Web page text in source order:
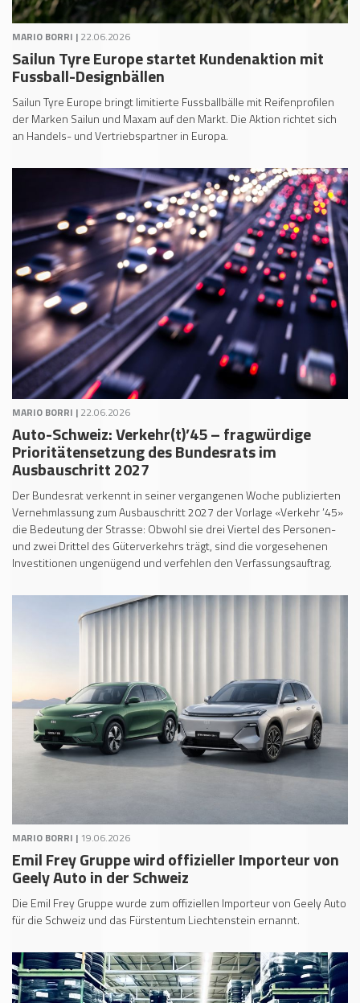
MARIO BORRI | 22.06.2026
Sailun Tyre Europe startet Kundenaktion mit
Fussball-Designbällen
Sailun Tyre Europe bringt limitierte Fussballbälle mit Reifenprofilen
der Marken Sailun und Maxam auf den Markt. Die Aktion richtet sich
an Handels- und Vertriebspartner in Europa.
MARIO BORRI | 22.06.2026
Auto-Schweiz: Verkehr(t)’45 – fragwürdige
Prioritätensetzung des Bundesrats im
Ausbauschritt 2027
Der Bundesrat verkennt in seiner vergangenen Woche publizierten
Vernehmlassung zum Ausbauschritt 2027 der Vorlage «Verkehr ’45»
die Bedeutung der Strasse: Obwohl sie drei Viertel des Personen-
und zwei Drittel des Güterverkehrs trägt, sind die vorgesehenen
Investitionen ungenügend und verfehlen den Verfassungsauftrag.
MARIO BORRI | 19.06.2026
Emil Frey Gruppe wird offizieller Importeur von
Geely Auto in der Schweiz
Die Emil Frey Gruppe wurde zum offiziellen Importeur von Geely Auto
für die Schweiz und das Fürstentum Liechtenstein ernannt.